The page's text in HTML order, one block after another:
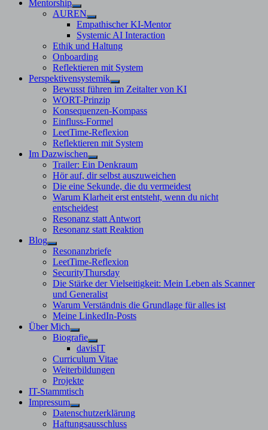
Mentorship
Untermenü
anzeigen
AUREN
Untermenü
anzeigen
Empathischer KI-Mentor
Systemic AI Interaction
Ethik und Haltung
Onboarding
Reflektieren mit System
Perspektivensystemik
Untermenü
anzeigen
Bewusst führen im Zeitalter von KI
WORT-Prinzip
Konsequenzen-Kompass
Einfluss-Formel
LeetTime-Reflexion
Reflektieren mit System
Im Dazwischen
Untermenü
anzeigen
Trailer: Ein Denkraum
Hör auf, dir selbst auszuweichen
Die eine Sekunde, die du vermeidest
Warum Klarheit erst entsteht, wenn du nicht
entscheidest
Resonanz statt Antwort
Resonanz statt Reaktion
Blog
Untermenü
anzeigen
Resonanzbriefe
LeetTime-Reflexion
SecurityThursday
Die Stärke der Vielseitigkeit: Mein Leben als Scanner
und Generalist
Warum Verständnis die Grundlage für alles ist
Meine LinkedIn-Posts
Über Mich
Untermenü
anzeigen
Biografie
Untermenü
anzeigen
davisIT
Curriculum Vitae
Weiterbildungen
Projekte
IT-Stammtisch
Impressum
Untermenü
anzeigen
Datenschutzerklärung
Haftungsausschluss